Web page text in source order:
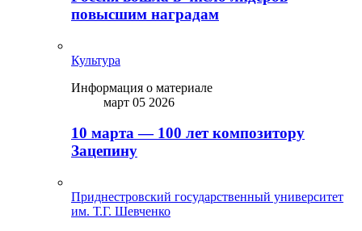
повысшим наградам
Культура
Информация о материале
март 05 2026
10 марта — 100 лет композитору
Зацепину
Приднестровский государственный университет
им. Т.Г. Шевченко